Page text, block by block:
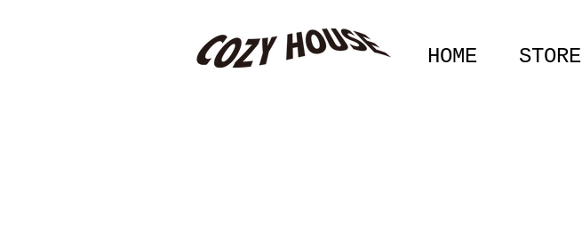
HOME STORE